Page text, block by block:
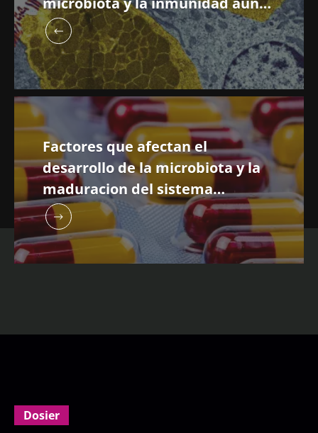
son incipientes
Factores que afectan el
desarrollo de la microbiota y la
maduracion del sistema
inmunitario durante las
primeras etapas de la vida
Dosier